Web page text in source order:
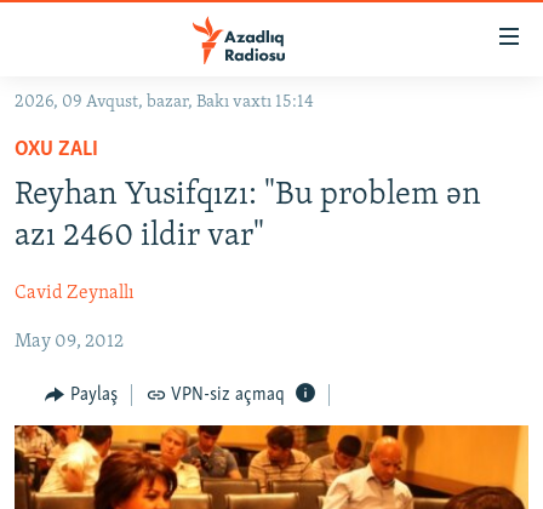
Əsas
qayıt
Əsas
naviqasiyaya
qayıt
Axtarışa
#İZAHLA
KORRUPSIOMETR
FƏRQƏ BAX
QANUNI DOĞRU
ARAŞDIRMA
MULTIMEDIA
VIDEO
RADIO ARXIV
2026, 09 Avqust, bazar, Bakı vaxtı 15:14
OXU ZALI
Reyhan Yusifqızı: "Bu problem ən
azı 2460 ildir var"
Cavid Zeynallı
May 09, 2012
Paylaş VPN-siz açmaq